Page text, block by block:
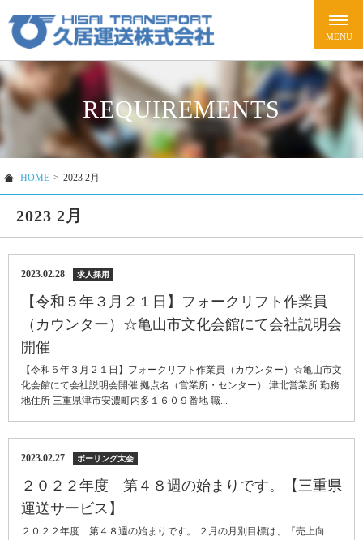
REQUIREMENTS
HOME > 2023 2月
2023 2月
2023.02.28 求人採用
【令和５年３月２１日】フォークリフト作業員
（カウンター）☆亀山市文化会館にて会社説明会
開催
【令和５年３月２１日】フォークリフト作業員（カウンター）☆亀山市文
化会館にて会社説明会開催 拠点名（営業所・センター） 津北営業所 勤務
地住所 三重県津市安濃町内多１６０９番地 職...
2023.02.27 ボーリング大会
２０２２年度 第４８週の始まりです。【三重県
運送サービス】
２０２２年度 第４８週の始まりです。 ２月の月別目標は、『売上向